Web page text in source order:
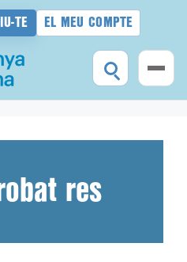
TE EL MEU COMPTE
res